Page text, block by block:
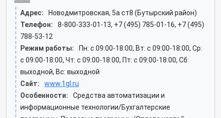
Адрес:
Новодмитровская, 5а ст8 (Бутырский район)
Телефон:
8-800-333-01-13, +7 (495) 785-01-16, +7 (495)
788-53-12
Режим работы:
Пн: c 09:00-18:00, Вт: c 09:00-18:00, Ср:
c 09:00-18:00, Чт: c 09:00-18:00, Пт: c 09:00-18:00, Сб:
выходной, Вс: выходной
Сайт:
www.1gl.ru
Особенности:
Средства автоматизации и
информационные технологии/Бухгалтерские